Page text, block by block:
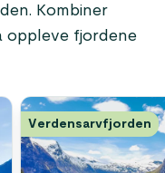
Kombiner
oppleve fjordene
Verdensarvfjorden